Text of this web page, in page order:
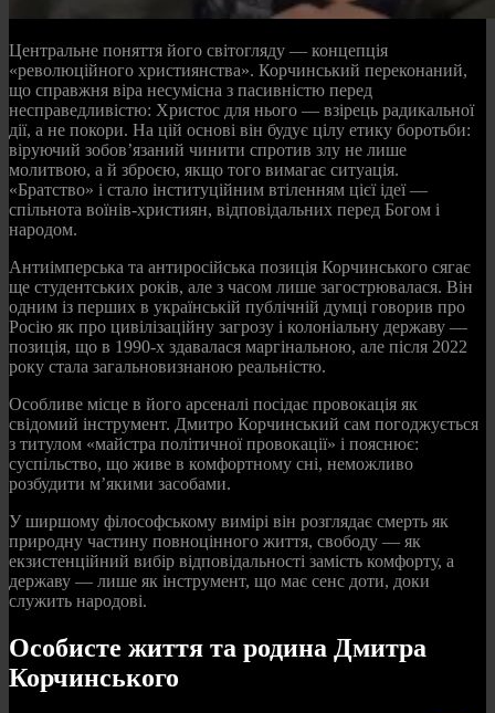
Центральне поняття його світогляду — концепція
«революційного християнства». Корчинський переконаний,
що справжня віра несумісна з пасивністю перед
несправедливістю: Христос для нього — взірець радикальної
дії, а не покори. На цій основі він будує цілу етику боротьби:
віруючий зобов’язаний чинити спротив злу не лише
молитвою, а й зброєю, якщо того вимагає ситуація.
«Братство» і стало інституційним втіленням цієї ідеї —
спільнота воїнів-християн, відповідальних перед Богом і
народом.
Антиімперська та антиросійська позиція Корчинського сягає
ще студентських років, але з часом лише загострювалася. Він
одним із перших в українській публічній думці говорив про
Росію як про цивілізаційну загрозу і колоніальну державу —
позиція, що в 1990-х здавалася маргінальною, але після 2022
року стала загальновизнаною реальністю.
Особливе місце в його арсеналі посідає провокація як
свідомий інструмент. Дмитро Корчинський сам погоджується
з титулом «майстра політичної провокації» і пояснює:
суспільство, що живе в комфортному сні, неможливо
розбудити м’якими засобами.
У ширшому філософському вимірі він розглядає смерть як
природну частину повноцінного життя, свободу — як
екзистенційний вибір відповідальності замість комфорту, а
державу — лише як інструмент, що має сенс доти, доки
служить народові.
Особисте життя та родина Дмитра
Корчинського